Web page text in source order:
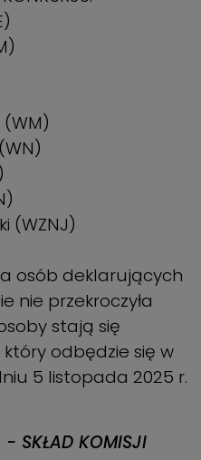
(WZNJ)
osób deklarujących
nie przekroczyła
stają się
odbędzie się w
5 listopada 2025 r.
SKŁAD KOMISJI